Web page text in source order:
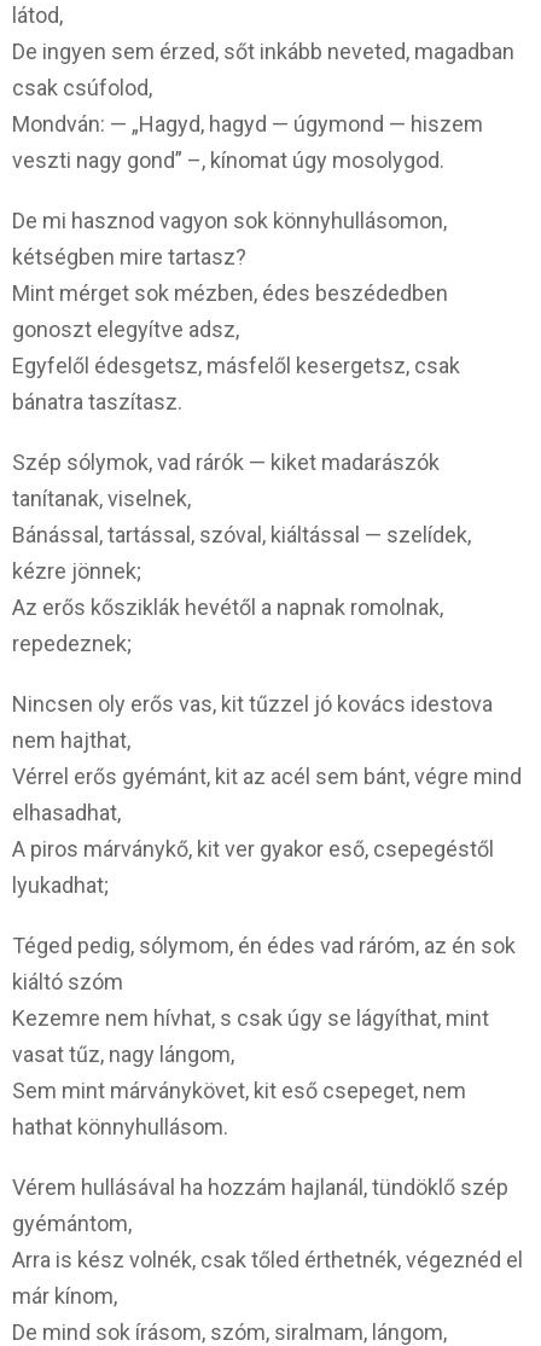
látod,
De ingyen sem érzed, sőt inkább neveted, magadban
csak csúfolod,
Mondván: — „Hagyd, hagyd — úgymond — hiszem
veszti nagy gond” –, kínomat úgy mosolygod.
De mi hasznod vagyon sok könnyhullásomon,
kétségben mire tartasz?
Mint mérget sok mézben, édes beszédedben
gonoszt elegyítve adsz,
Egyfelől édesgetsz, másfelől kesergetsz, csak
bánatra taszítasz.
Szép sólymok, vad rárók — kiket madarászók
tanítanak, viselnek,
Bánással, tartással, szóval, kiáltással — szelídek,
kézre jönnek;
Az erős kősziklák hevétől a napnak romolnak,
repedeznek;
Nincsen oly erős vas, kit tűzzel jó kovács idestova
nem hajthat,
Vérrel erős gyémánt, kit az acél sem bánt, végre mind
elhasadhat,
A piros márványkő, kit ver gyakor eső, csepegéstől
lyukadhat;
Téged pedig, sólymom, én édes vad ráróm, az én sok
kiáltó szóm
Kezemre nem hívhat, s csak úgy se lágyíthat, mint
vasat tűz, nagy lángom,
Sem mint márványkövet, kit eső csepeget, nem
hathat könnyhullásom.
Vérem hullásával ha hozzám hajlanál, tündöklő szép
gyémántom,
Arra is kész volnék, csak tőled érthetnék, végeznéd el
már kínom,
De mind sok írásom, szóm, siralmam, lángom,